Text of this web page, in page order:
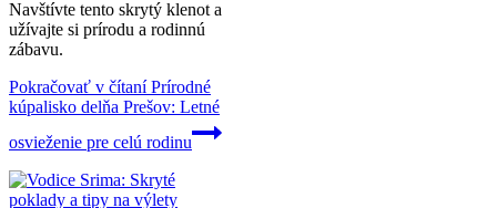
Navštívte tento skrytý klenot a
užívajte si prírodu a rodinnú
zábavu.
Pokračovať v čítaníPrírodné
kúpalisko delňa Prešov: Letné
osvieženie pre celú rodinu